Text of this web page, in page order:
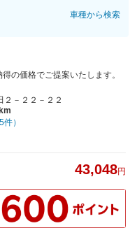
車種から検索
の価格でご提案いたします。
２－２２－２２
件）
43,048円